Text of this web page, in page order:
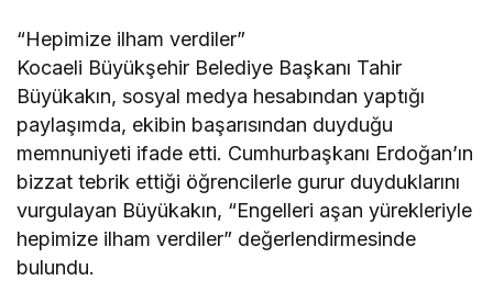
“Hepimize ilham verdiler”
Kocaeli Büyükşehir Belediye Başkanı Tahir
Büyükakın, sosyal medya hesabından yaptığı
paylaşımda, ekibin başarısından duyduğu
memnuniyeti ifade etti. Cumhurbaşkanı Erdoğan’ın
bizzat tebrik ettiği öğrencilerle gurur duyduklarını
vurgulayan Büyükakın, “Engelleri aşan yürekleriyle
hepimize ilham verdiler” değerlendirmesinde
bulundu.